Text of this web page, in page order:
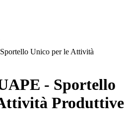
Unico per le Attività
- Sportello
Produttive